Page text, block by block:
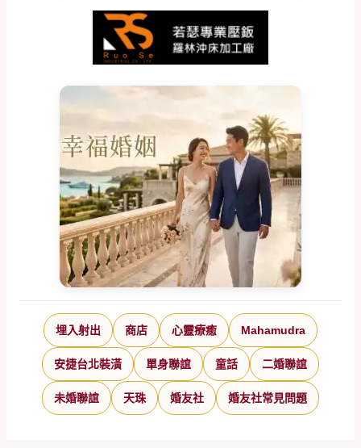
埋入射出 商店 心靈療癒 Mahamudra
安捷台北裝潢 單身聯誼 童話 二婚聯誼
未婚聯誼 天珠 婚友社 婚友社常見問題